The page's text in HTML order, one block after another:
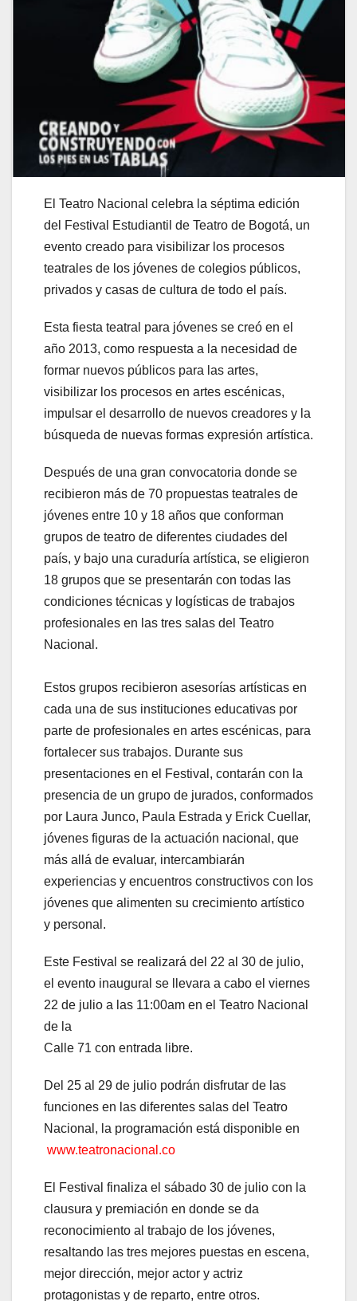
El Teatro Nacional celebra la séptima edición
del Festival Estudiantil de Teatro de Bogotá, un
evento creado para visibilizar los procesos
teatrales de los jóvenes de colegios públicos,
privados y casas de cultura de todo el país.
Esta fiesta teatral para jóvenes se creó en el
año 2013, como respuesta a la necesidad de
formar nuevos públicos para las artes,
visibilizar los procesos en artes escénicas,
impulsar el desarrollo de nuevos creadores y la
búsqueda de nuevas formas expresión artística.
Después de una gran convocatoria donde se
recibieron más de 70 propuestas teatrales de
jóvenes entre 10 y 18 años que conforman
grupos de teatro de diferentes ciudades del
país, y bajo una curaduría artística, se eligieron
18 grupos que se presentarán con todas las
condiciones técnicas y logísticas de trabajos
profesionales en las tres salas del Teatro
Nacional.
Estos grupos recibieron asesorías artísticas en
cada una de sus instituciones educativas por
parte de profesionales en artes escénicas, para
fortalecer sus trabajos. Durante sus
presentaciones en el Festival, contarán con la
presencia de un grupo de jurados, conformados
por Laura Junco, Paula Estrada y Erick Cuellar,
jóvenes figuras de la actuación nacional, que
más allá de evaluar, intercambiarán
experiencias y encuentros constructivos con los
jóvenes que alimenten su crecimiento artístico
y personal.
Este Festival se realizará del 22 al 30 de julio,
el evento inaugural se llevara a cabo el viernes
22 de julio a las 11:00am en el Teatro Nacional
de la
Calle 71 con entrada libre.
Del 25 al 29 de julio podrán disfrutar de las
funciones en las diferentes salas del Teatro
Nacional, la programación está disponible en
www.teatronacional.co
El Festival finaliza el sábado 30 de julio con la
clausura y premiación en donde se da
reconocimiento al trabajo de los jóvenes,
resaltando las tres mejores puestas en escena,
mejor dirección, mejor actor y actriz
protagonistas y de reparto, entre otros.